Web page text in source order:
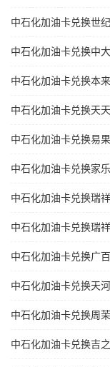
中石化加油卡兑换世
中石化加油卡兑换中
中石化加油卡兑换本
中石化加油卡兑换天
中石化加油卡兑换易
中石化加油卡兑换家
中石化加油卡兑换瑞
中石化加油卡兑换瑞
中石化加油卡兑换广
中石化加油卡兑换天
中石化加油卡兑换周
中石化加油卡兑换吉